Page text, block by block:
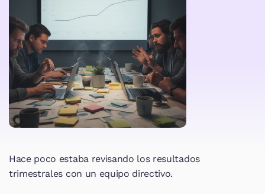
Hace poco estaba revisando los resultados
trimestrales con un equipo directivo.